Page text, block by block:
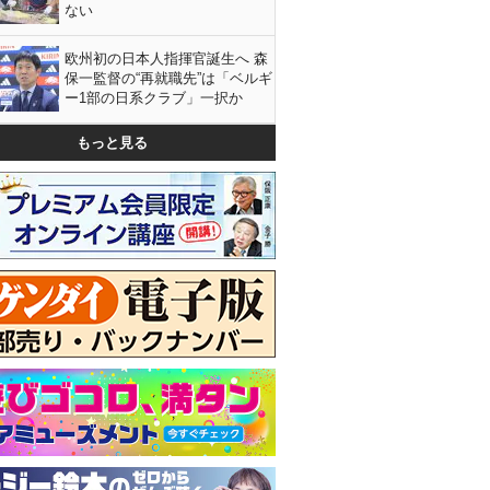
ない
欧州初の日本人指揮官誕生へ 森
保一監督の“再就職先”は「ベルギ
ー1部の日系クラブ」一択か
もっと見る